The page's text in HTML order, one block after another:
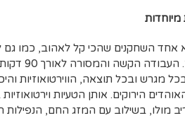
אחד השחקנים שהכי קל לאהוב, כמו
– איתך
מגרש ובכל תוצאה, הווירטואוזיות
הירוקים. אותן הטעיות
מולו, בשילוב עם המזג החם, הנפילות